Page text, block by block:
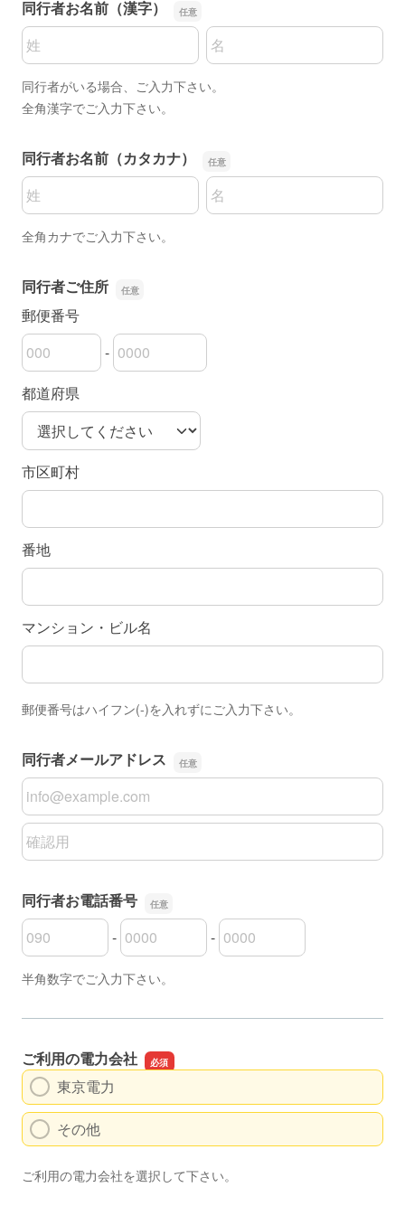
同行者お名前（漢字）
名前の姓
名前の名
同行者がいる場合、ご入力下さい。
全角漢字でご入力下さい。
同行者お名前（カタカナ）
名前の姓
名前の名
全角カナでご入力下さい。
同行者ご住所
郵便番号
郵便番号の上3桁
-
郵便番号の下4桁
都道府県
市区町村
番地
マンション・ビル名
郵便番号はハイフン(-)を入れずにご入力下さい。
同行者メールアドレス
同行者メールアドレス
同行者メールアドレスの確認用
同行者お電話番号
同行者お電話番号の市外局番
-
同行者お電話番号の市内局番-
同行者お電話番号の加入者番号
半角数字でご入力下さい。
ご利用の電力会社
東京電力
その他
ご利用の電力会社を選択して下さい。